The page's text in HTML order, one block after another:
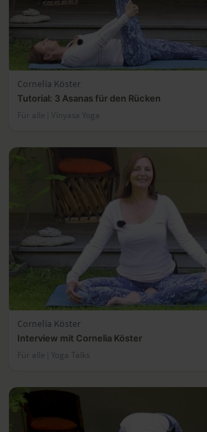
Cornelia Köster
Tutorial: 3 Asanas für den Rücken
Für alle | Vinyasa Yoga
Cornelia Köster
Interview mit Cornelia Köster
Für alle | Yoga Talks